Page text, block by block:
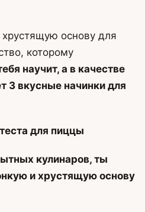
основу для
которому
научит, а в качестве
3 вкусные начинки для
для пиццы
кулинаров, ты
и хрустящую основу